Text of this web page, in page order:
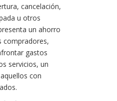
cancelación,
u otros
un ahorro
compradores,
gastos
servicios, un
con